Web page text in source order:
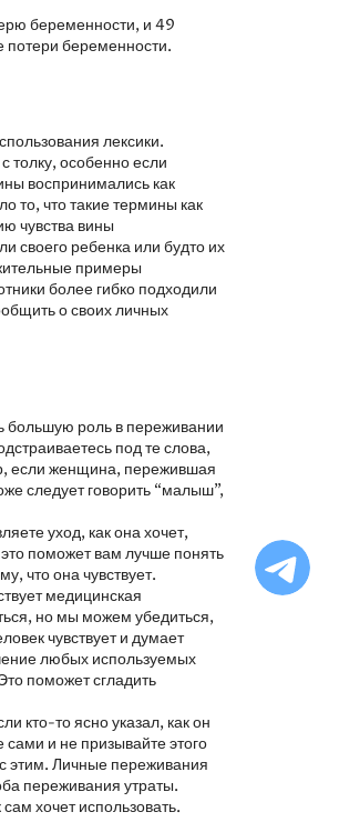
беременности, и 49
потери беременности.
лексики.
толку, особенно если
воспринимались как
то, что такие термины как
чувства вины
своего ребенка или будто их
примеры
более гибко подходили
о своих личных
большую роль в переживании
под те слова,
если женщина, пережившая
следует говорить “малыш”,
уход, как она хочет,
поможет вам лучше понять
что она чувствует.
медицинская
но мы можем убедиться,
чувствует и думает
любых используемых
поможет сгладить
кто-то ясно указал, как он
и не призывайте этого
этим. Личные переживания
переживания утраты.
хочет использовать.